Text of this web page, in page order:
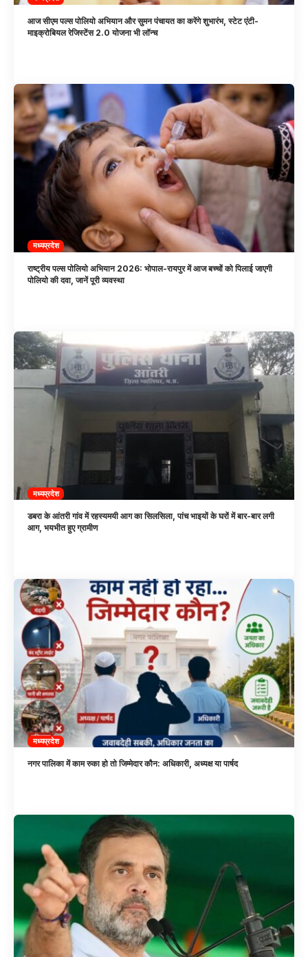
आज सीएम पल्स पोलियो अभियान और सुमन पंचायत का करेंगे शुभारंभ, स्टेट एंटी-
माइक्रोबियल रेजिस्टेंस 2.0 योजना भी लॉन्च
मध्यप्रदेश
राष्ट्रीय पल्स पोलियो अभियान 2026: भोपाल-रायपुर में आज बच्चों को पिलाई जाएगी
पोलियो की दवा, जानें पूरी व्यवस्था
मध्यप्रदेश
डबरा के आंतरी गांव में रहस्यमयी आग का सिलसिला, पांच भाइयों के घरों में बार-बार लगी
आग, भयभीत हुए ग्रामीण
मध्यप्रदेश
नगर पालिका में काम रुका हो तो जिम्मेदार कौन: अधिकारी, अध्यक्ष या पार्षद